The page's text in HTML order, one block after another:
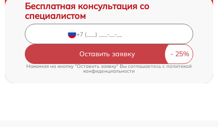
Бесплатная консультация со
специалистом
Оставить заявку
Нажимая на кнопку "Оставить заявку" Вы соглашаетесь cполитикой
конфиденциальности